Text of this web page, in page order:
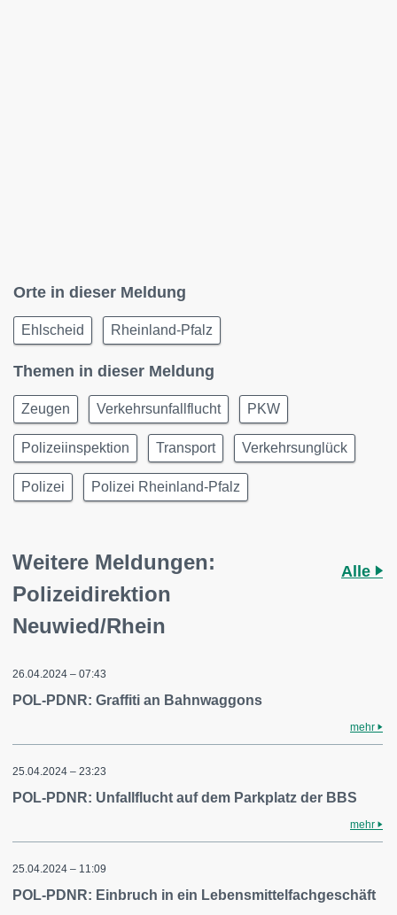
Orte in dieser Meldung
Ehlscheid Rheinland-Pfalz
Themen in dieser Meldung
Zeugen Verkehrsunfallflucht PKW
Polizeiinspektion Transport Verkehrsunglück
Polizei Polizei Rheinland-Pfalz
Weitere Meldungen:
Polizeidirektion
Neuwied/Rhein
Alle
26.04.2024 – 07:43
POL-PDNR: Graffiti an Bahnwaggons
mehr
25.04.2024 – 23:23
POL-PDNR: Unfallflucht auf dem Parkplatz der BBS
mehr
25.04.2024 – 11:09
POL-PDNR: Einbruch in ein Lebensmittelfachgeschäft